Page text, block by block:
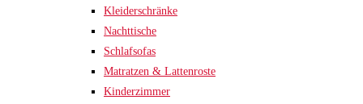
Kleiderschränke
Nachttische
Schlafsofas
Matratzen & Lattenroste
Kinderzimmer